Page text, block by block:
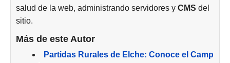
salud de la web, administrando servidores y CMS del
sitio.
Más de este Autor
Partidas Rurales de Elche: Conoce el Camp